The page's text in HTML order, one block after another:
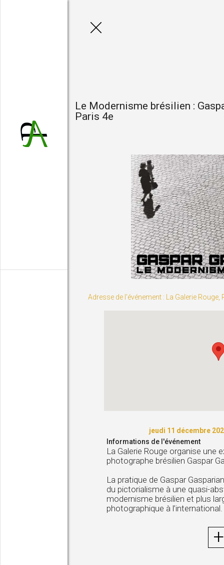
Le Modernisme brésilien :
Paris 4e
Adresse de l'événement : La Galerie
jeudi 11 décembre
Informations de l'événement
La Galerie Rouge organise une
photographe brésilien Gaspar
La pratique de Gaspar
du pictorialisme à une quasi-
modernisme brésilien et plus
photographique à l’international.
+
171
sujets sans cesse revivifiés
littérature est d'abord la